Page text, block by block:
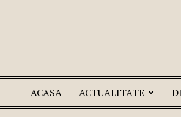
ACASA ACTUALITATE